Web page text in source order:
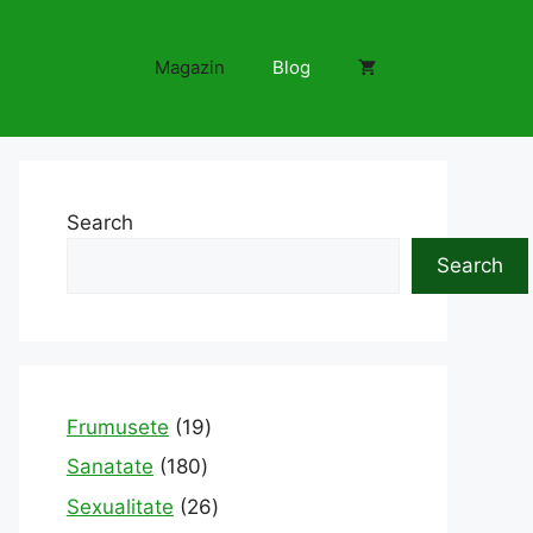
Magazin Blog
Search
Search
Frumusete 1919
products
Sanatate 180180
products
Sexualitate 2626